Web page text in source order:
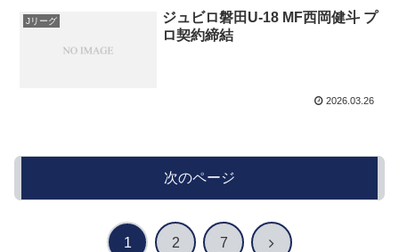
Jリーグ
ジュビロ磐田U-18 MF西岡健斗 プ
ロ契約締結
2026.03.26
次のページ
1 2 7 次